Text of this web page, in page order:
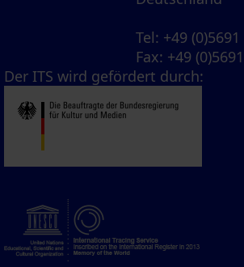
Tel: +49
Fax: +49
Der ITS wird gefördert durch: